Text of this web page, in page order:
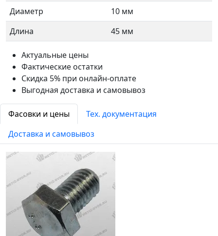
Диаметр
10 мм
Длина
45 мм
Актуальные цены
Фактические остатки
Скидка 5% при онлайн-оплате
Выгодная доставка и самовывоз
Фасовки и цены
Тех. документация
Доставка и самовывоз